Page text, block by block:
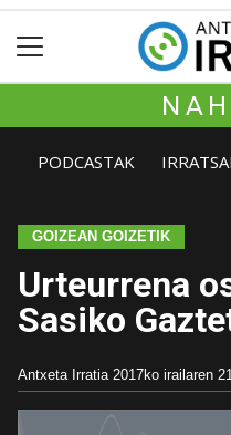
PODCASTAK
GOIZEAN GOIZETIK
Urteurrena
Sasiko
Antxeta Irratia 2017ko irailaren